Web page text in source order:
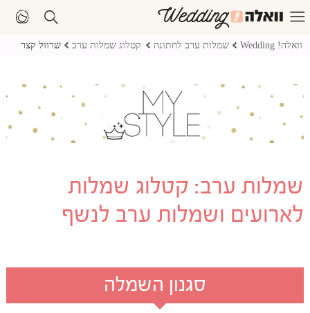
וואלה! Wedding שמלות ערב לחתונה קטלוג שמלות ערב שרוול קצר
שמלות ערב: קטלוג שמלות
לארועים ושמלות ערב לנשף
סגנון השמלה